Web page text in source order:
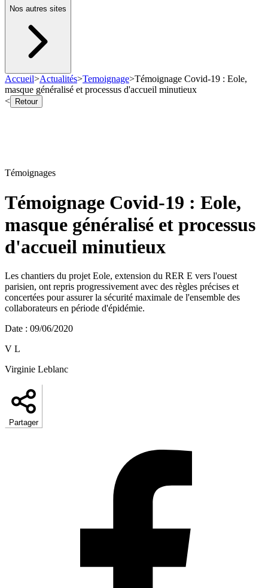
Nos autres sites
Accueil>Actualités>Temoignage>Témoignage Covid-19 : Eole,
masque généralisé et processus d'accueil minutieux
<
Retour
Témoignages
Témoignage Covid-19 : Eole,
masque généralisé et processus
d'accueil minutieux
Les chantiers du projet Eole, extension du RER E vers l'ouest
parisien, ont repris progressivement avec des règles précises et
concertées pour assurer la sécurité maximale de l'ensemble des
collaborateurs en période d'épidémie.
Date : 09/06/2020
V L
Virginie Leblanc
Partager